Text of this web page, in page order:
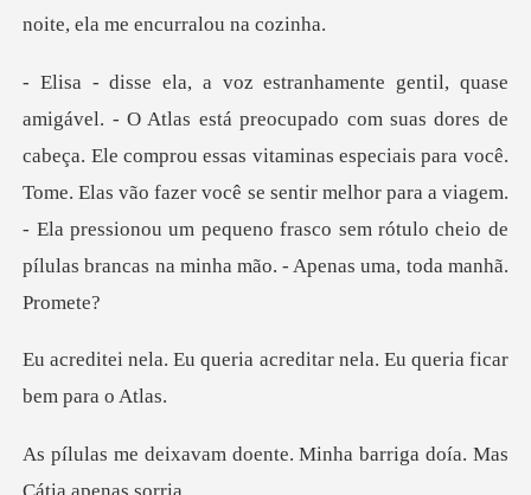
noite
a. Ele comprou essas vitaminas especiais para você.
Tome. Elas vão fazer você se sentir melhor para a viagem.
- El
ia acreditar nela. Eu quer
ente. Minha barriga doía.